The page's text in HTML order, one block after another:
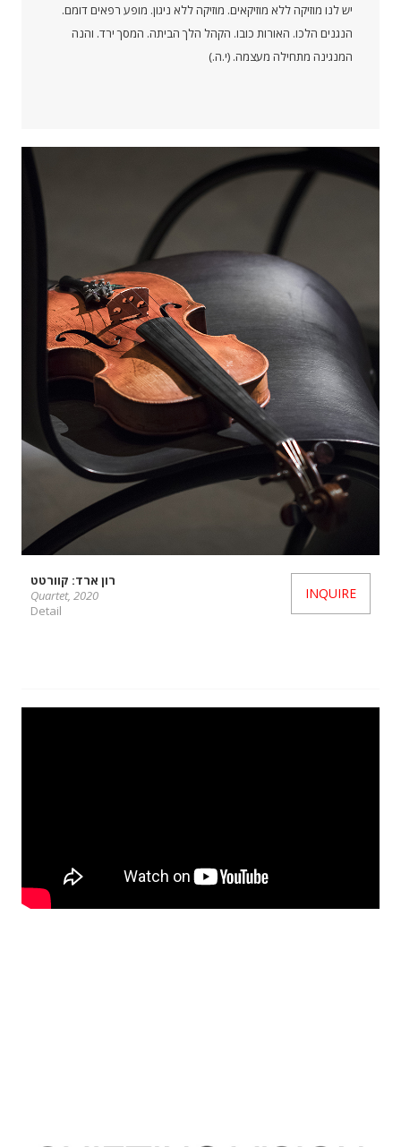
יש לנו מוזיקה ללא מוזיקאים. מוזיקה ללא ניגון. מופע רפאים דומם.
הנגנים הלכו. האורות כובו. הקהל הלך הביתה. המסך ירד. והנה
המנגינה מתחילה מעצמה. (י.ה.)
רון ארד: קוורטט
Quartet, 2020
Detail
INQUIRE